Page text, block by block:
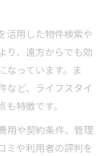
活用した物件検索や
り、遠方からでも効
なっています。ま
など、ライフスタイ
特徴です。
用や契約条件、管理
ミや利用者の評判を